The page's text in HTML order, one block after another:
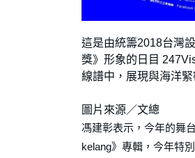
這是由統籌2018台灣
獎》形象的日目
線譜中，展現與海洋
圖片來源／文總
馮建彰表示，今年的舞
kelang》專輯，今年特